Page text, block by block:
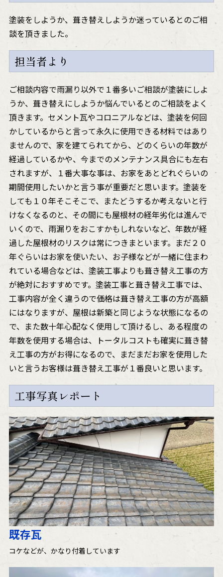
塗装をしようか、葺き替えしようか迷っているとのご相
談を頂きました。
担当者より
ご相談内容で雨漏り以外で１番多いご相談が塗装にしよ
うか、葺き替えにしようか悩んでいるとのご相談をよく
頂きます。セメント瓦やコロニアルなどは、塗装を何回
かしているからと言って永久に使用できる材料ではあり
ませんので、家を建てられてから、どのくらいの年数が
経過しているかや、今までのメンテナンス具合にも左右
されますが、１番大事な事は、お家をあとどれぐらいの
期間使用したいかと言う事が重要だと思います。塗装を
しても１０年そこそこで、またどうするか考えないと行
けなくなるのと、その間にも屋根材の経年劣化は進んで
いくので、雨漏りをおこすかもしれないなど、年数が経
過した屋根材のリスクは常につきまといます。まだ２０
年ぐらいはお家を使いたい、お子様などが一緒に住まわ
れている場合などは、塗装工事よりも葺き替え工事の方
が絶対におすすめです。塗装工事と葺き替え工事では、
工事内容が全く違うので価格は葺き替え工事の方が高額
にはなりますが、屋根は新築と同じような状態になるの
で、また数十年心配なく使用して頂けるし、ある程度の
年数を使用する場合は、トータルコストも確実に葺き替
え工事の方がお得になるので、まだまだお家を使用した
いと言うお客様は葺き替え工事が１番良いと思います。
工事写真レポート
既存瓦
コケなどが、かなり付着しています